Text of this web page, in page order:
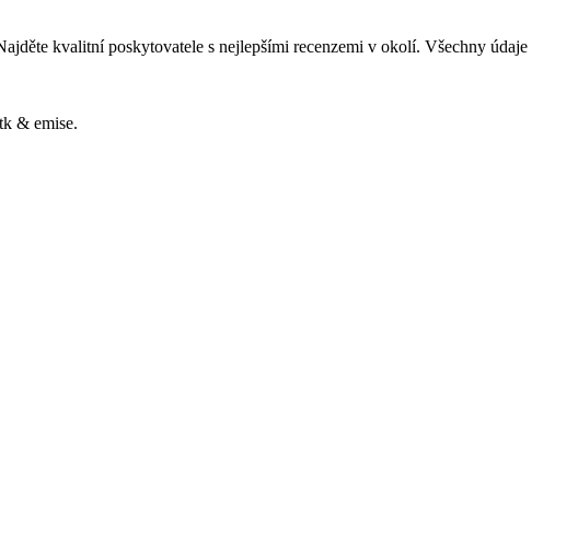
kvalitní poskytovatele s nejlepšími recenzemi v okolí. Všechny údaje
& emise.